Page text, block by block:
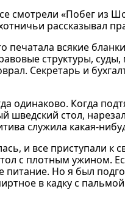
смотрели «Побег из
рассказывал
печатала всякие
структуры,
Секретарь и
одинаково. Когда
стол,
служила какая-
и все приступали
с плотным ужином.
питание. Но я был
в кадку с